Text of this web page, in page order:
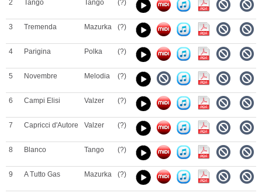
2 Tango Tango (?)
3 Tremenda Mazurka (?)
4 Parigina Polka (?)
5 Novembre Melodia (?)
6 Campi Elisi Valzer (?)
7 Capricci d'Autore Valzer (?)
8 Blanco Tango (?)
9 A Tutto Gas Mazurka (?)